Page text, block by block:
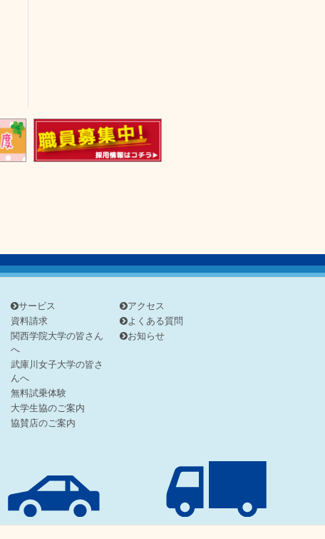
サービス
資料請求
関西学院大学の皆さん
へ
武庫川女子大学の皆さ
んへ
無料試乗体験
大学生協のご案内
協賛店のご案内
アクセス
よくある質問
お知らせ